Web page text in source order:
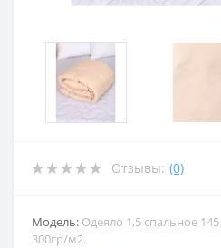
Отзывы: (0)
Модель: Одеяло 1,5 спальное
300гр/м2.